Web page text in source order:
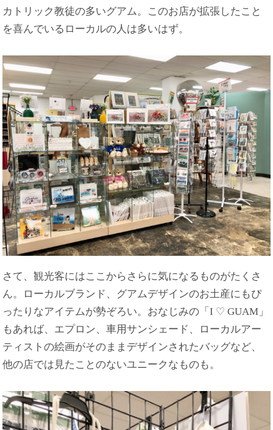
カトリック教徒の多いグアム。このお店が拡張したこと
を喜んでいるローカルの人は多いはず。
さて、観光客にはここからさらに気になるものがたくさ
ん。ローカルブランド、グアムデザインのお土産にもぴ
ったりなアイテムが勢ぞろい。おなじみの「I ♡ GUAM」
もあれば、エプロン、車用サンシェード、ローカルアー
ティストの絵画がそのままデザインされたバッグなど、
他の店では見たことのないユニークなものも。